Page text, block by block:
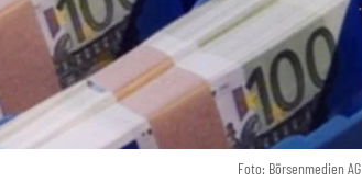
Foto: Börsenmedien AG